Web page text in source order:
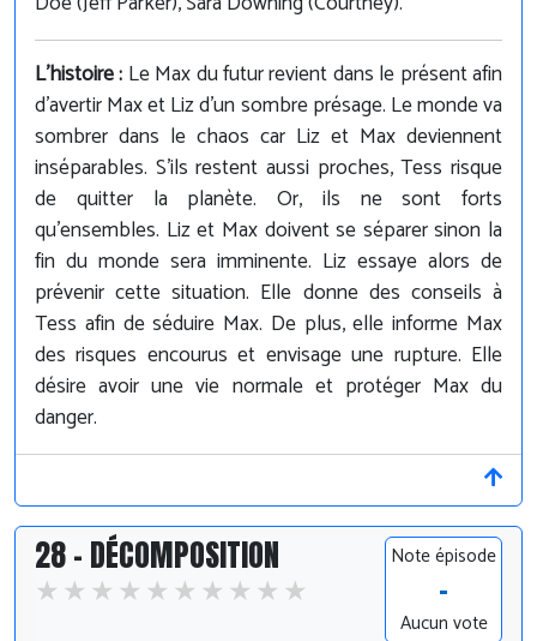
L'histoire : Le Max du futur revient dans le présent afin
d'avertir Max et Liz d'un sombre présage. Le monde va
sombrer dans le chaos car Liz et Max deviennent
inséparables. S'ils restent aussi proches, Tess risque
de quitter la planète. Or, ils ne sont forts
qu'ensembles. Liz et Max doivent se séparer sinon la
fin du monde sera imminente. Liz essaye alors de
prévenir cette situation. Elle donne des conseils à
Tess afin de séduire Max. De plus, elle informe Max
des risques encourus et envisage une rupture. Elle
désire avoir une vie normale et protéger Max du
danger.
28 - DÉCOMPOSITION Note épisode
-
Aucun vote